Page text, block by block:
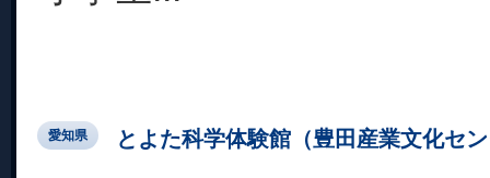
愛知県 とよた科学体験館（豊田産業文化セ